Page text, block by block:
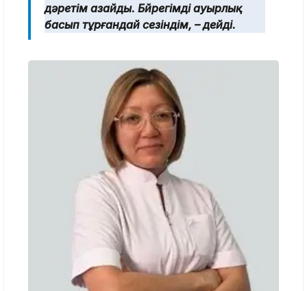
дәретім азайды. Бүйрегімді ауырлық
басып тұрғандай сезіндім, – дейді.